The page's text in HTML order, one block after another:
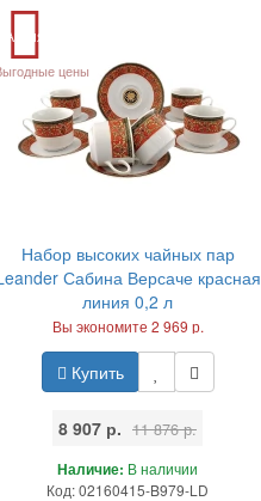
Акция
цены
Набор высоких чайных пар
Сабина Версаче красная
линия 0,2 л
Вы экономите 2 969 р.
Купить
8 907 р. 11 876 р.
Наличие: В наличии
Код: 02160415-B979-LD